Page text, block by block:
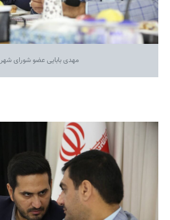
مهدی بابایی عضو شورای شهر